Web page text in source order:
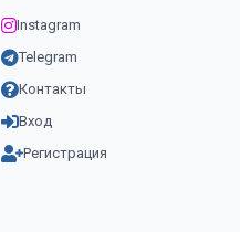
Instagram
Telegram
Контакты
Вход
Регистрация